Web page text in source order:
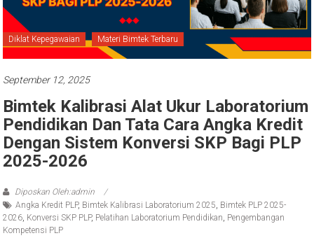
Diklat Kepegawaian Materi Bimtek Terbaru
September 12, 2025
Bimtek Kalibrasi Alat Ukur Laboratorium
Pendidikan Dan Tata Cara Angka Kredit
Dengan Sistem Konversi SKP Bagi PLP
2025-2026
Diposkan Oleh:admin
Angka Kredit PLP, Bimtek Kalibrasi Laboratorium 2025, Bimtek PLP 2025-
2026, Konversi SKP PLP, Pelatihan Laboratorium Pendidikan, Pengembangan
Kompetensi PLP